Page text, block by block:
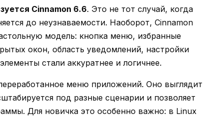
Cinnamon 6.6. Это не тот случай, когда
до неузнаваемости. Наоборот, Cinnamon
модель: кнопка меню, избранные
окон, область уведомлений, настройки
стали аккуратнее и логичнее.
меню приложений. Оно выглядит
под разные сценарии и позволяет
Для новичка это особенно важно: в Linux